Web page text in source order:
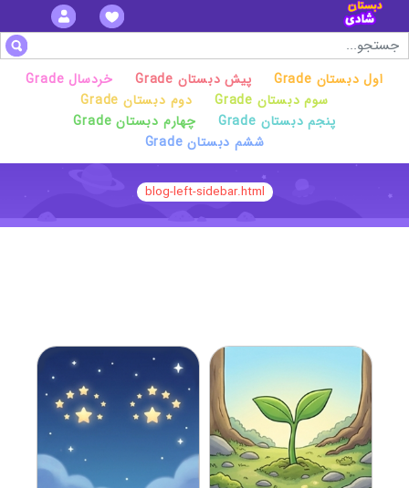
Grade خردسال Grade پیش دبستان
Grade اول دبستان
Grade دوم دبستان
Grade سوم دبستان
Grade چهارم دبستان
Grade پنجم دبستان
Grade ششم دبستان
blog-left-sidebar.html